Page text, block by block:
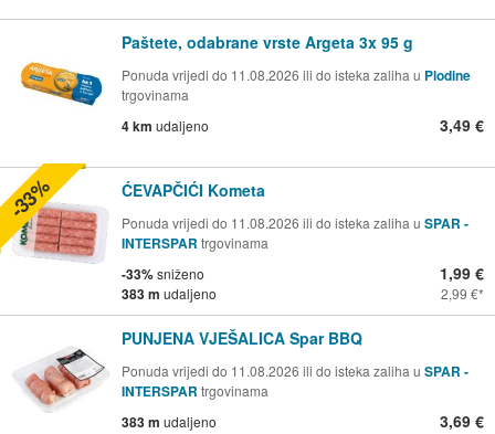
Paštete, odabrane vrste Argeta 3x 95 g
Ponuda vrijedi do 11.08.2026 ili do isteka zaliha u Plodine
trgovinama
4 km udaljeno 3,49 €
ĆEVAPČIĆI Kometa
Ponuda vrijedi do 11.08.2026 ili do isteka zaliha u SPAR -
INTERSPAR trgovinama
-33%sniženo
383 m udaljeno
1,99 €
2,99 €
-33%
PUNJENA VJEŠALICA Spar BBQ
Ponuda vrijedi do 11.08.2026 ili do isteka zaliha u SPAR -
INTERSPAR trgovinama
383 m udaljeno 3,69 €